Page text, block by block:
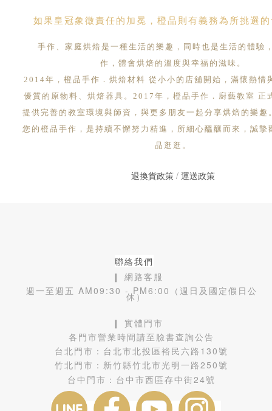
如果皇冠象徵責任的加冕，橙品則有義務為所挑選
手作、家庭烘焙是一種生活的樂趣，同時也是生活的體驗
作，體會烘焙的溫度與幸福的滋味。
2014年，橙品手作．烘焙材料 從小小的店舖開始，滿懷熱情
優質的原物料、烘焙器具。2017年，橙品手作．廚藝教室 正
提供完善的教室環境與師資，與更多朋友一起分享烘焙的樂趣
您的橙品手作，是持續不懈努力精進，所細心醞釀而來，誠摯
品逛逛。
退換貨政策/ 運送政策
聯絡我們
❙ 網路客服
週一至週五 AM09:30 - PM6:00（週日及國定假日公
休）
❙ 實體門市
各門市營業時間請至臉書查詢公告
台北門市： 台北市北投區裕民六路130號
竹北門市： 新竹縣竹北市光明一路250號
台中門市： 台中市西區存中街24號